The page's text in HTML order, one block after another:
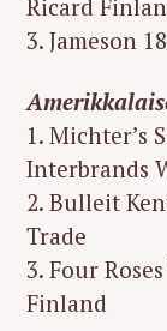
Ricard
3. Jameson
1. Michter’s
Interbrands
2. Bulleit
Trade
3. Four
Finland